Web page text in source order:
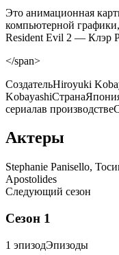
Это анимационная
компьютерной
Resident Evil 2 — Клэр
</span>
CоздательHiroyuki
сериалав
Актеры
Stephanie Panisello,
Apostolides
Следующий сезон
Сезон 1
1 эпизодЭпизоды